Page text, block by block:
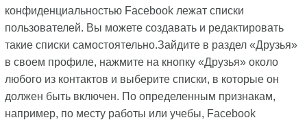
конфиденциальностью Facebook лежат списки
пользователей. Вы можете создавать и редактировать
такие списки самостоятельно.Зайдите в раздел «Друзья»
в своем профиле, нажмите на кнопку «Друзья» около
любого из контактов и выберите списки, в которые он
должен быть включен. По определенным признакам,
например, по месту работы или учебы, Facebook